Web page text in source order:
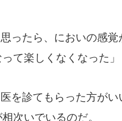
ったら、においの感
て楽しくなくなった」
を診てもらった方がい
次いでいるのだ。